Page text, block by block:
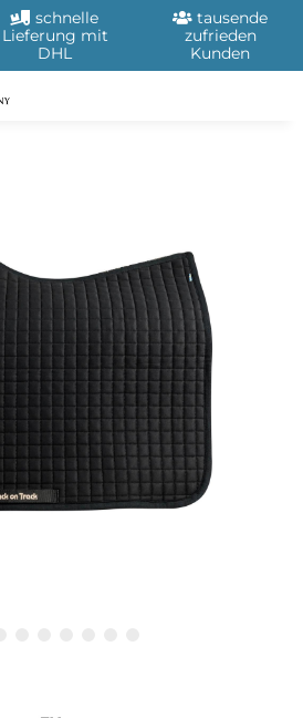
schnelle
Lieferung mit
DHL
tausende
zufrieden
Kunden